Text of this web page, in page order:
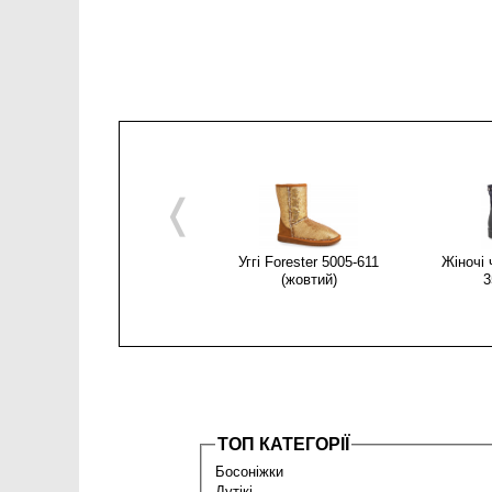
Уггі Forester 5005-611
(жовтий)
Жіночі
❬
ТОП КАТЕГОРІЇ
Босоніжки